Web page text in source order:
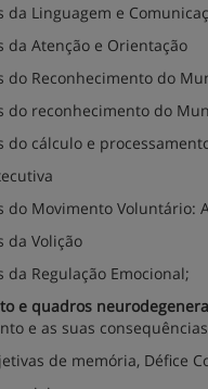
da Linguagem e
da Atenção e Orientação
do Reconhecimento do
do reconhecimento do
do cálculo e
do Movimento Voluntário:
da Volição
da Regulação Emocional;
e quadros
e as suas
de memória, Défice